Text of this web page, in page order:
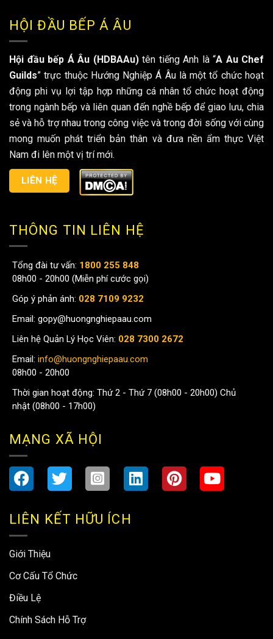
HỘI ĐẦU BẾP Á ÂU
Hội đầu bếp Á Âu (HDBAAu)tên tiếng Anh là “A Au Chef
Guilds” trực thuộc Hướng Nghiệp Á Âu là một tổ chức hoạt
động phi vụ lợi tập hợp những cá nhân tổ chức hoạt động
trong ngành bếp và liên quan đến nghề bếp để giao lưu, chia
sẻ và hỗ trợ nhau trong công việc và trong đời sống với cùng
mong muốn phát triển bản thân và đưa nền ẩm thực Việt
Nam đi lên một vị trí mới.
LIÊN HỆ
THÔNG TIN LIÊN HỆ
Tổng đài tư vấn: 1800 255 848
08h00 - 20h00 (Miễn phí cước gọi)
Góp ý phản ánh: 028 7109 9232
Email: gopy@huongnghiepaau.com
Liên hệ Quản Lý Học Viên: 028 7300 2672
Email: info@huongnghiepaau.com
08h00 - 20h00
Thời gian hoạt động: Thứ 2 - Thứ 7 (08h00 - 20h00) Chủ
nhật (08h00 - 17h00)
MẠNG XÃ HỘI
LIÊN KẾT HỮU ÍCH
Giới Thiệu
Cơ Cấu Tổ Chức
Điều Lệ
Chính Sách Hỗ Trợ